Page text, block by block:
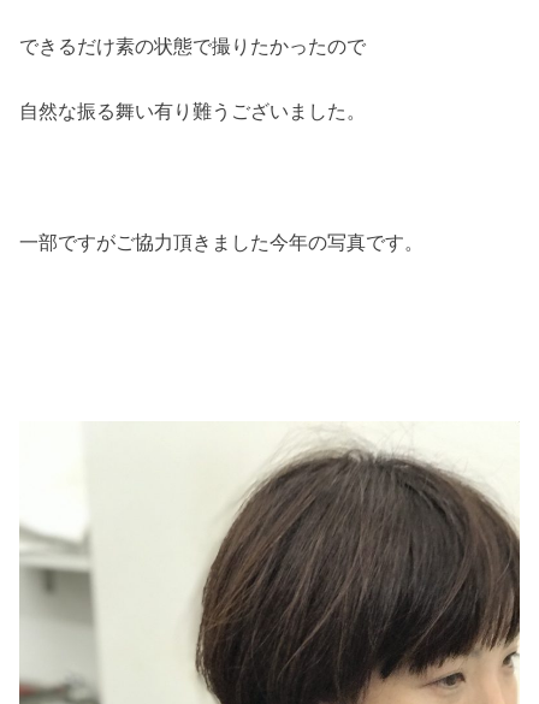
できるだけ素の状態で撮りたかったので
自然な振る舞い有り難うございました。
一部ですがご協力頂きました今年の写真です。